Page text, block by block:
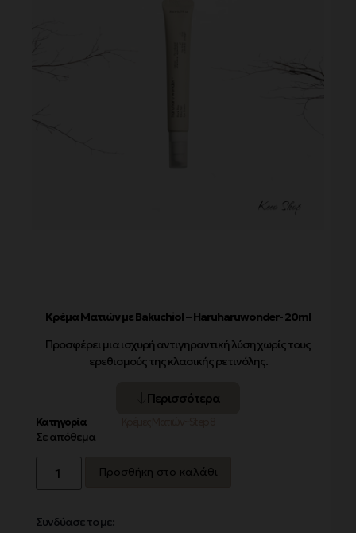
Κρέμα Ματιών με Bakuchiol – Haruharuwonder- 20ml
Προσφέρει μια ισχυρή αντιγηραντική λύση χωρίς τους
ερεθισμούς της κλασικής ρετινόλης.
Περισσότερα
Κατηγορία
Σε απόθεμα
Προσθήκη στο καλάθι
Συνδύασε το με: